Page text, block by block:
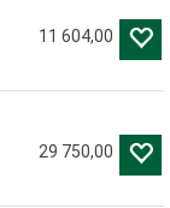
11 604,00
29 750,00